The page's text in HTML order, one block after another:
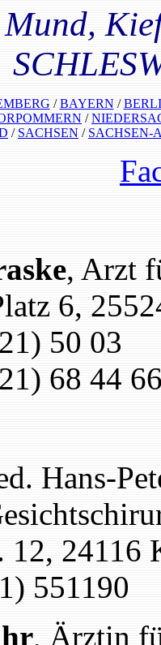
/BAYERN /
/
/ SACHSEN / SACHSEN-
, Arzt
6,
50 03
68 44
Hans-
12, 24116
551190
, Ärztin